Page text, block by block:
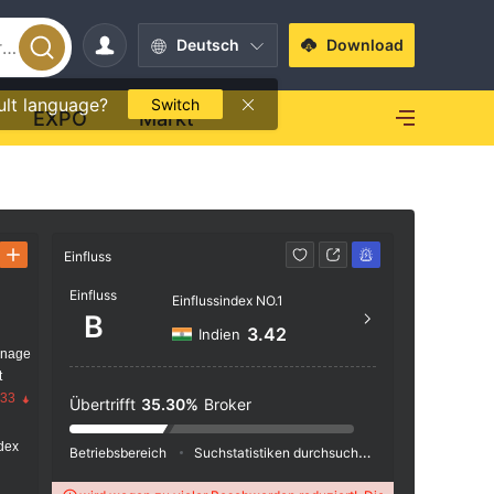
Deutsch
language? Switch
Download
EXPO Markt
Einfluss
Einfluss
B
Einflussindex NO.1
Indien 3.42
Übertrifft 35.30% Broker
Betriebsbereich Suchstatistiken durchsuchen